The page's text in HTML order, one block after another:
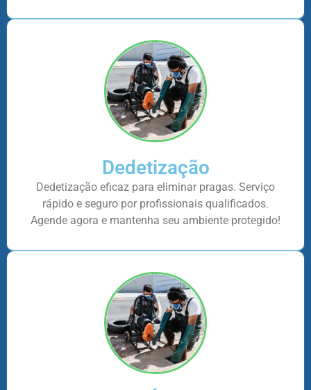
Dedetização
Dedetização eficaz para eliminar pragas. Serviço
rápido e seguro por profissionais qualificados.
Agende agora e mantenha seu ambiente protegido!